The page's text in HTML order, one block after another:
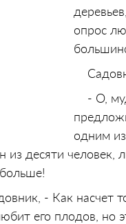
опрос
- О,
одним
из десяти человек,
- Как насчет
его плодов, но